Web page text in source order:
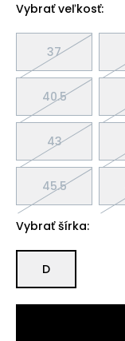
Vybrať veľkosť:
37
40.5
43
45.5
Vybrať šírka:
D